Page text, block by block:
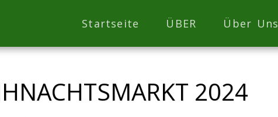
Startseite ÜBER Über Uns
2024